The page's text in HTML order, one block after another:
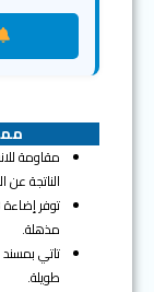
الناتجة عن
مذهلة.
تاتي
طويلة.